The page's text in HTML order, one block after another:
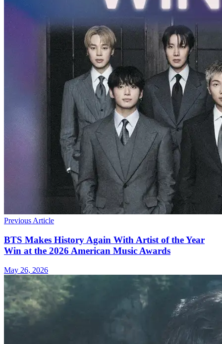
Previous Article
BTS Makes History Again With Artist of the Year
Win at the 2026 American Music Awards
May 26, 2026